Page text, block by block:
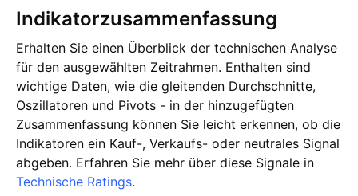
Indikatorzusammenfassung
Erhalten Sie einen Überblick der technischen Analyse
für den ausgewählten Zeitrahmen. Enthalten sind
wichtige Daten, wie die gleitenden Durchschnitte,
Oszillatoren und Pivots - in der hinzugefügten
Zusammenfassung können Sie leicht erkennen, ob die
Indikatoren ein Kauf-, Verkaufs- oder neutrales Signal
abgeben. Erfahren Sie mehr über diese Signale in
Technische Ratings.